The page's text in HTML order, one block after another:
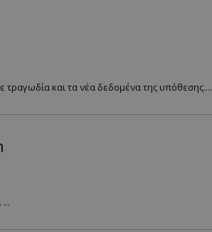
τραγωδία και τα νέα δεδομένα της υπόθεσης....